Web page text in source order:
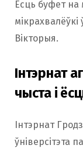
Ёсць буфет на
Вікторыя.
Інтэрнат
чыста і
Інтэрнат
ўніверсітэта